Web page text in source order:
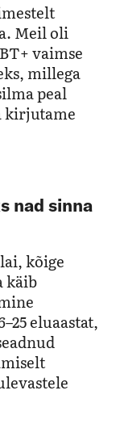
Meil oli
vaimse
millega
peal
kirjutame
nad sinna
kõige
käib
eluaastat,